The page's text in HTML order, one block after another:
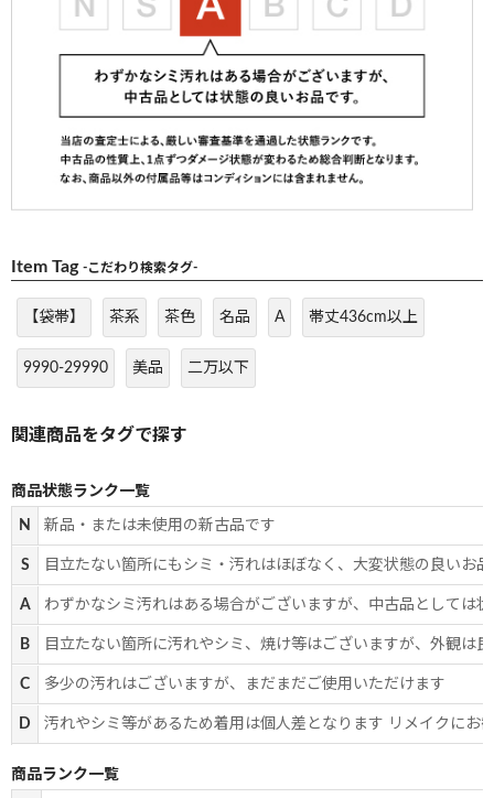
Item Tag -こだわり検索タグ-
【袋帯】 茶系 茶色 名品 A 帯丈436cm以上
9990-29990 美品 二万以下
商品状態ランク一覧
N 新品・または未使用の新古品です
S 目立たない箇所にもシミ・汚れはほぼなく、大変状態の良いお
A わずかなシミ汚れはある場合がございますが、中古品としては
B 目立たない箇所に汚れやシミ、焼け等はございますが、外観は
C 多少の汚れはございますが、まだまだご使用いただけます
D 汚れやシミ等があるため着用は個人差となります リメイクにお
商品ランク一覧